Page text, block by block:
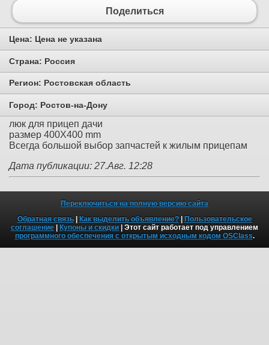
Поделиться
Цена: Цена не указана
Страна: Россия
Регион: Ростовская область
Город: Ростов-на-Дону
люк для прицеп дачи
размер 400X400 mm
Всегда большой выбор запчастей к жилым прицепам
Дата публикации: 27.Авг. 12:28
Переключиться на полную версию сайта
Обратная связь| Как выделить объявление?| Пользовательское
соглашение | Купоны и скидки | Этот сайт работает под управлением
программного обеспечения с открытым исходным кодом OSClass.